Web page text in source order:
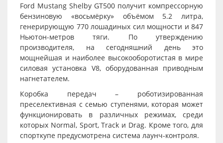
Ford Mustang Shelby GT500 получит компрессорную
бензиновую «восьмёрку» объёмом 5.2 литра,
генерирующую 770 лошадиных сил мощности и 847
Ньютон-метров тяги. По утверждению
производителя, на сегодняшний день это
мощнейшая и наиболее высокооборотистая в мире
силовая установка V8, оборудованная приводным
нагнетателем.
Коробка передач – роботизированная
преселективная с семью ступенями, которая может
функционировать в различных режимах, среди
которых Normal, Sport, Track и Drag. Кроме того, для
спорткупе предусмотрена система лаунч-контроля.